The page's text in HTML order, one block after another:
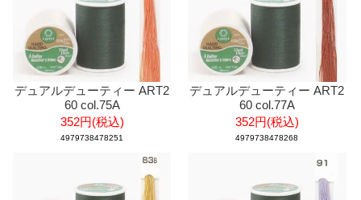
デュアルデューティー ART2
60 col.75A
352円(税込)
4979738478251
デュアルデューティー ART2
60 col.77A
352円(税込)
4979738478268